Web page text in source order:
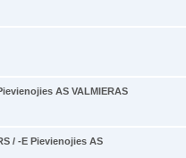
AS VALMIERAS
/ -E Pievienojies AS